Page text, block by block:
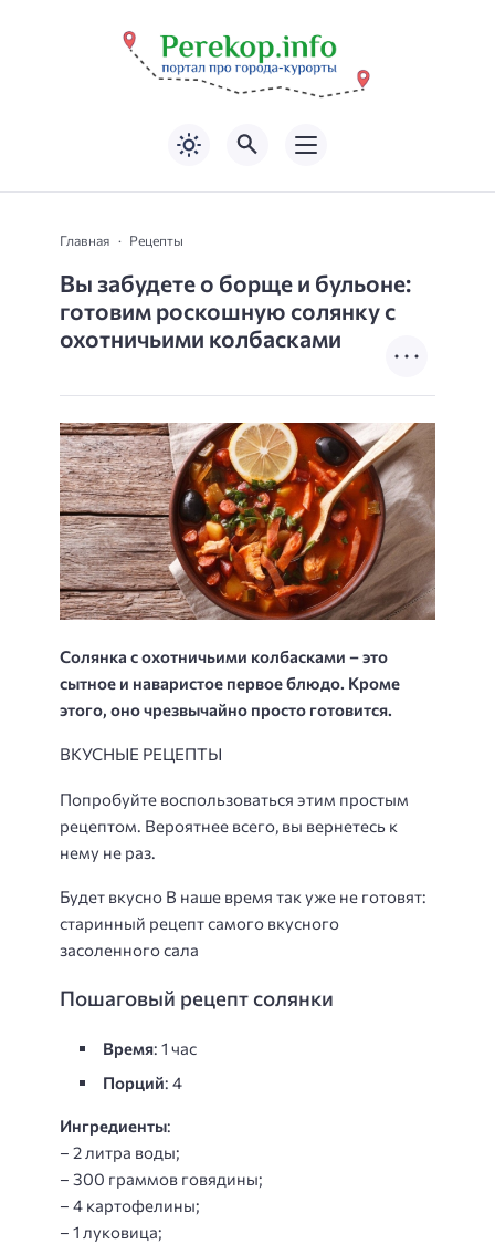
Главная Рецепты
Вы забудете о борще и бульоне:
готовим роскошную солянку с
охотничьими колбасками
Солянка с охотничьими колбасками – это
сытное и наваристое первое блюдо. Кроме
этого, оно чрезвычайно просто готовится.
ВКУСНЫЕ РЕЦЕПТЫ
Попробуйте воспользоваться этим простым
рецептом. Вероятнее всего, вы вернетесь к
нему не раз.
Будет вкусно В наше время так уже не готовят:
старинный рецепт самого вкусного
засоленного сала
Пошаговый рецепт солянки
Время: 1 час
Порций: 4
Ингредиенты:
– 2 литра воды;
– 300 граммов говядины;
– 4 картофелины;
– 1 луковица;